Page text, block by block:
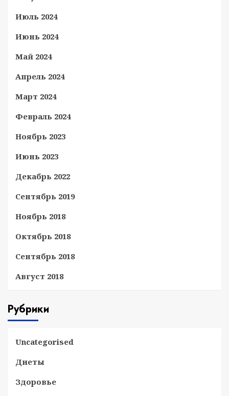
Июль 2024
Июнь 2024
Май 2024
Апрель 2024
Март 2024
Февраль 2024
Ноябрь 2023
Июнь 2023
Декабрь 2022
Сентябрь 2019
Ноябрь 2018
Октябрь 2018
Сентябрь 2018
Август 2018
Рубрики
Uncategorised
Диеты
Здоровье